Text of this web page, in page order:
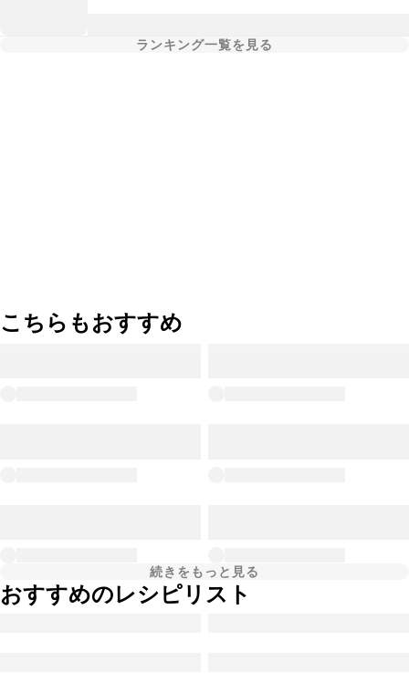
ランキング一覧を見る
こちらもおすすめ
続きをもっと見る
おすすめのレシピリスト